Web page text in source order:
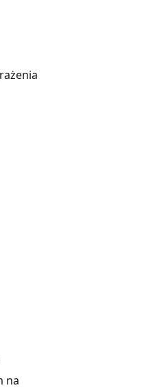
na